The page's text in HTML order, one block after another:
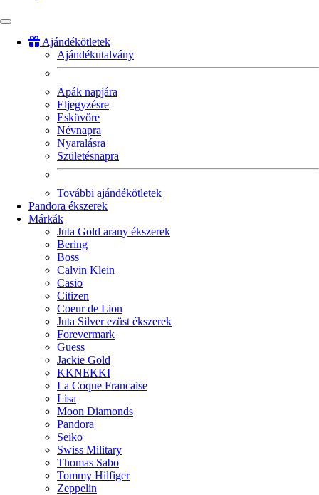
Ajándékötletek
Ajándékutalvány
Apák napjára
Eljegyzésre
Esküvőre
Névnapra
Nyaralásra
Születésnapra
További ajándékötletek
Pandora ékszerek
Márkák
Juta Gold arany ékszerek
Bering
Boss
Calvin Klein
Casio
Citizen
Coeur de Lion
Juta Silver ezüst ékszerek
Forevermark
Guess
Jackie Gold
KKNEKKI
La Coque Francaise
Lisa
Moon Diamonds
Pandora
Seiko
Swiss Military
Thomas Sabo
Tommy Hilfiger
Zeppelin